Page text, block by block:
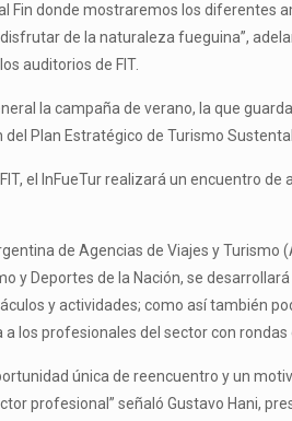
Fin donde mostraremos los diferentes
de la naturaleza fueguina”,
auditorios de FIT.
la campaña de verano, la que
Plan Estratégico de Turismo
el InFueTur realizará un encuentro
de Agencias de Viajes y Turismo
y Deportes de la Nación, se
y actividades; como así también
los profesionales del sector con
única de reencuentro y un
profesional” señaló Gustavo Hani,